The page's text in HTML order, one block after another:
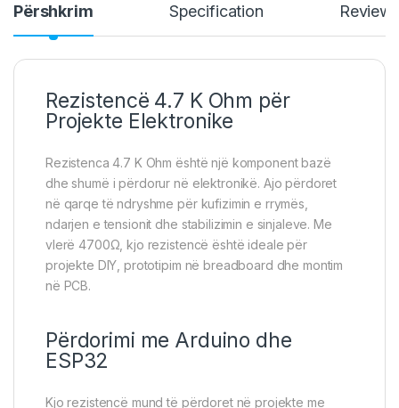
Përshkrim Specification
Rezistencë 4.7 K Ohm për
Projekte Elektronike
Rezistenca 4.7 K Ohm është një komponent bazë
dhe shumë i përdorur në elektronikë. Ajo përdoret
në qarqe të ndryshme për kufizimin e rrymës,
ndarjen e tensionit dhe stabilizimin e sinjaleve. Me
vlerë 4700Ω, kjo rezistencë është ideale për
projekte DIY, prototipim në breadboard dhe montim
në PCB.
Përdorimi me Arduino dhe
ESP32
Kjo rezistencë mund të përdoret në projekte me